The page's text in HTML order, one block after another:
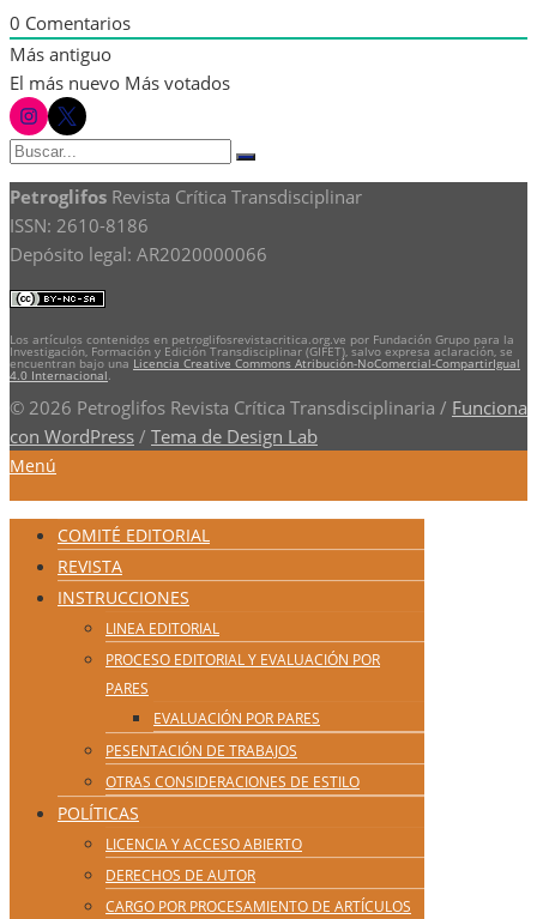
0 Comentarios
Más antiguo
El más nuevo Más votados
instagram
twitter
Buscar:
Buscar
Petroglifos Revista Crítica Transdisciplinar
ISSN: 2610-8186
Depósito legal: AR2020000066
Los artículos contenidos en petroglifosrevistacritica.org.ve por Fundación Grupo para la
Investigación, Formación y Edición Transdisciplinar (GIFET), salvo expresa aclaración, se
encuentran bajo una Licencia Creative Commons Atribución-NoComercial-CompartirIgual
4.0 Internacional.
© 2026 Petroglifos Revista Crítica Transdisciplinaria / Funciona
con WordPress / Tema de Design Lab
Menú
COMITÉ EDITORIAL
REVISTA
INSTRUCCIONES
LINEA EDITORIAL
PROCESO EDITORIAL Y EVALUACIÓN POR
PARES
EVALUACIÓN POR PARES
PESENTACIÓN DE TRABAJOS
OTRAS CONSIDERACIONES DE ESTILO
POLÍTICAS
LICENCIA Y ACCESO ABIERTO
DERECHOS DE AUTOR
CARGO POR PROCESAMIENTO DE ARTÍCULOS